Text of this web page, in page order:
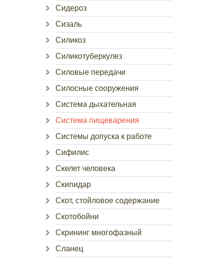
Сидероз
Сизаль
Силикоз
Силикотуберкулез
Силовые передачи
Силосные сооружения
Система дыхательная
Система пищеварения
Системы допуска к работе
Сифилис
Скелет человека
Скипидар
Скот, стойловое содержание
Скотобойни
Скрининг многофазный
Сланец